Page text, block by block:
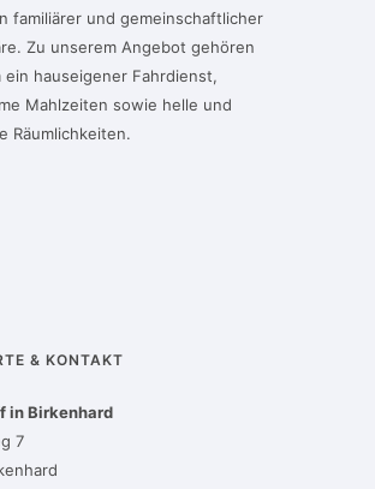
familiärer und gemeinschaftlicher
Zu unserem Angebot gehören
ein hauseigener Fahrdienst,
Mahlzeiten sowie helle und
Räumlichkeiten.
& KONTAKT
in Birkenhard
7